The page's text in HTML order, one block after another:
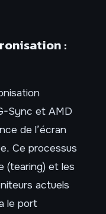
:
Sync et AMD
de l’écran
Ce processus
(tearing) et les
actuels
le port